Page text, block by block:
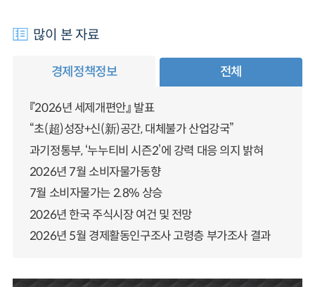
많이 본 자료
경제정책정보 전체
『2026년 세제개편안』 발표
“초(超)성장+신(新)공간, 대체불가 산업강국”
과기정통부, ‘누누티비 시즌2’에 강력 대응 의지 밝혀
2026년 7월 소비자물가동향
7월 소비자물가는 2.8% 상승
2026년 한국 주식시장 여건 및 전망
2026년 5월 경제활동인구조사 고령층 부가조사 결과